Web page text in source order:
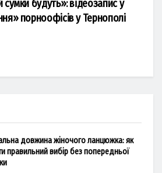
будуть»: відеозапис у
порноофісів у Тернополі
довжина жіночого ланцюжка: як
правильний вибір без попередньої